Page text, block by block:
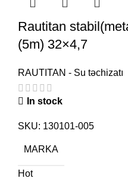
Rautitan
(5m) 32×4,7
RAUTITAN - Su təchizatı
In stock
SKU: 130101-005
MARKA
Hot